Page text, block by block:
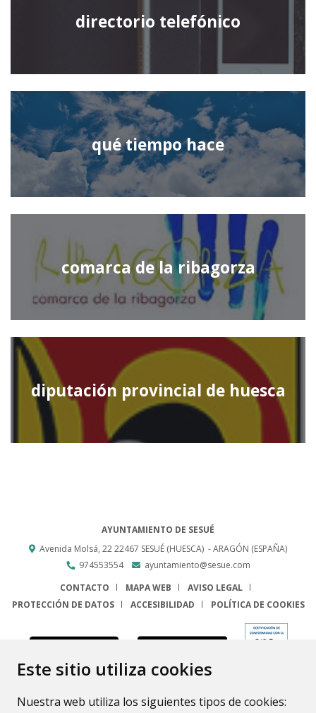
Este sitio utiliza cookies
Nuestra web utiliza los siguientes tipos de cookies:
directorio telefónico
qué tiempo hace
comarca de la ribagorza
diputación provincial de huesca
AYUNTAMIENTO DE SESUÉ
Avenida Molsá, 2222467 SESUÉ (HUESCA) - ARAGÓN (ESPAÑA)
974553554
ayuntamiento@sesue.com
CONTACTO
MAPA WEB
AVISO LEGAL
PROTECCIÓN DE DATOS
ACCESIBILIDAD POLÍTICA DE COOKIES